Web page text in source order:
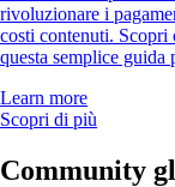
rivoluzionare i
costi contenuti. Scopri
questa semplice guida
Learn more
Scopri di più
Community